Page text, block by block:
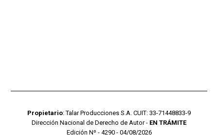
Propietario: Talar Producciones S.A. CUIT: 33-71448833-9
Dirección Nacional de Derecho de Autor - EN TRÁMITE
Edición Nº - 4290 - 04/08/2026